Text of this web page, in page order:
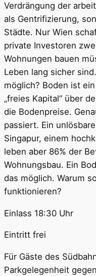
Verdrängung der
als Gentrifizierung,
Städte. Nur Wien
private Investoren
Wohnungen bauen
Leben lang sicher
möglich? Boden ist
„freies Kapital“ über
die Bodenpreise.
passiert. Ein
Singapur, einem
leben aber 86% der
Wohnungsbau. Ein
das möglich. Warum
funktionieren?
Einlass 18:30 Uhr
Eintritt frei
Für Gäste des
Parkgelegenheit